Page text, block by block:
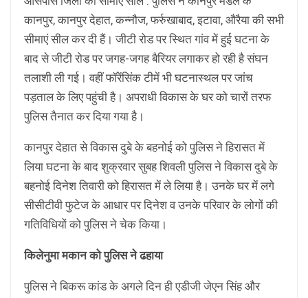
कानपुर, कानपुर देहात, कन्नौज, फर्रुखाबाद, इटावा, औरैया की सभी
सीमाएं सील कर दी हैं। जीटी रोड पर स्थित गांव में हुई घटना के
बाद से जीटी रोड पर जगह-जगह बैरियर लगाकर हो रही है संघन
तलाशी ली गई। वहीं फॉरेंसिंक टीमें भी घटनास्थल पर जांच
पड़ताल के लिए पहुंची है। अपराधी विकास के घर को चारों तरफ
पुलिस तैनात कर दिया गया है।
कानपुर देहात से विकास दुबे के बहनोई को पुलिस ने हिरासत में
लिया घटना के बाद शुक्रवार सुबह शिवली पुलिस ने विकास दुबे के
बहनोई दिनेश तिवारी को हिरासत में ले लिया है। उनके घर में लगे
सीसीटीवी फुटेज के आधार पर दिनेश व उनके परिवार के लोगों की
गतिविधियों को पुलिस ने चेक किया।
किलेनुमा मकान को पुलिस ने ढहाया
पुलिस ने बिकरू कांड के अगले दिन ही एडीजी जेएन सिंह और